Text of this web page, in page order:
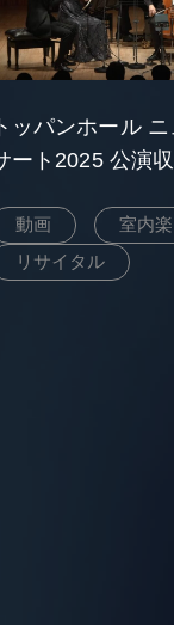
ッパンホール
ート2025 公演
動画
室内楽
リサイタル